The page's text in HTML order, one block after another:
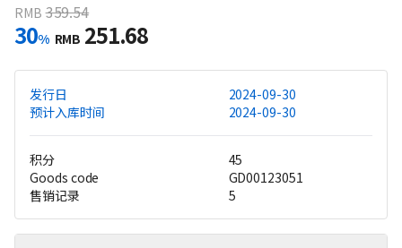
RMB 359.54
30% RMB 251.68
发行日
2024-09-30
预计入库时间
2024-09-30
积分
45
Goods code
GD00123051
售销记录
5